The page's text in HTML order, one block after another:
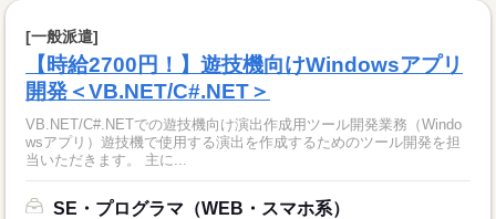
[一般派遣]
【時給2700円！】遊技機向けWindowsアプリ
開発＜VB.NET/C#.NET＞
VB.NET/C#.NETでの遊技機向け演出作成用ツール開発業務（Windo
wsアプリ）遊技機で使用する演出を作成するためのツール開発を担
当いただきます。 主に...
SE・プログラマ（WEB・スマホ系）